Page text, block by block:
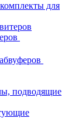
для
подводящие